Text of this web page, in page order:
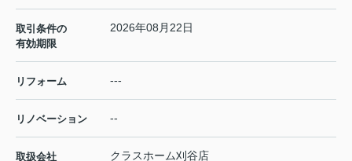
取引条件の
有効期限
2026年08月22日
リフォーム ---
リノベーション --
取扱会社
クラスホーム刈谷店